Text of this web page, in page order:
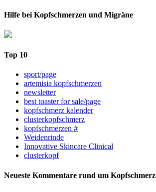
Hilfe bei Kopfschmerzen und Migräne
Top 10
sport/page
artemisia kopfschmerzen
newsletter
best toaster for sale/page
kopfschmerz kalender
clusterkopfschmerz
kopfschmerzen #
Weidenrinde
Innovative Skincare Clinical
clusterkopf
Neueste Kommentare rund um Kopfschmerz